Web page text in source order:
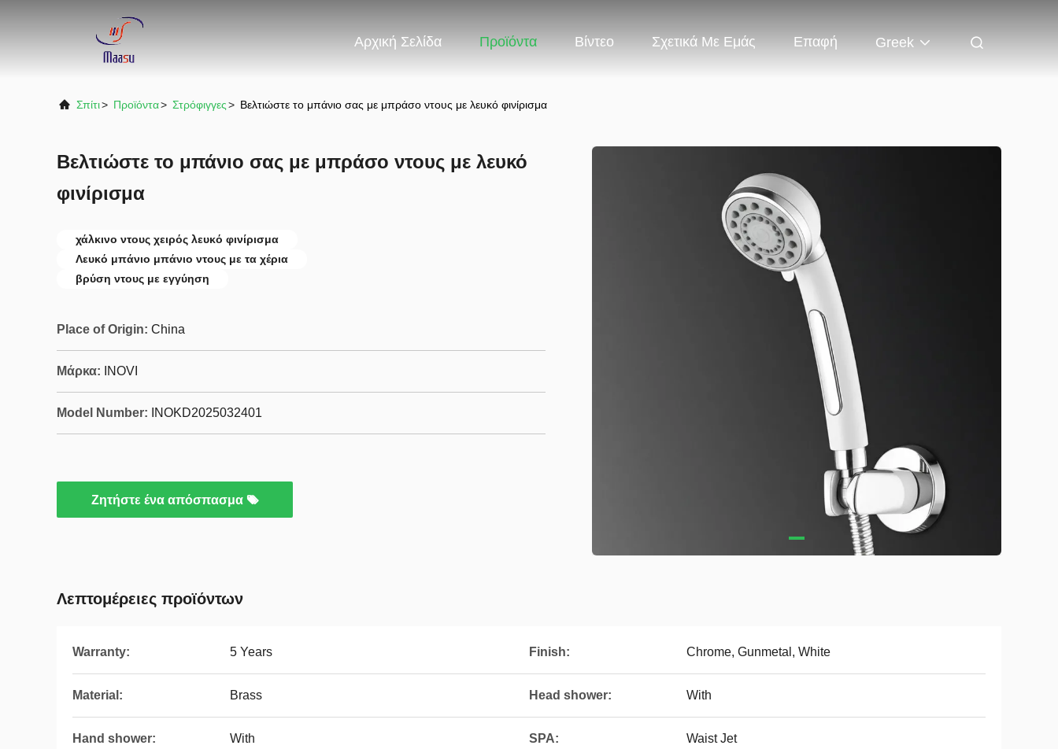
Αρχική Σελίδα Προϊόντα Βίντεο Σχετικά Με Εμάς Επαφή Greek
Σπίτι> Προϊόντα> Στρόφιγγες> Βελτιώστε το μπάνιο σας με μπράσο ντους με λευκό φινίρισμα
Βελτιώστε το μπάνιο σας με μπράσο ντους με λευκό
φινίρισμα
χάλκινο ντους χειρός λευκό φινίρισμα
Λευκό μπάνιο μπάνιο ντους με τα χέρια
βρύση ντους με εγγύηση
Place of Origin: China
Μάρκα: INOVI
Model Number: INOKD2025032401
Ζητήστε ένα απόσπασμα
Λεπτομέρειες προϊόντων
Warranty: 5 Years Finish: Chrome, Gunmetal, White
Material: Brass Head shower: With
Hand shower: With SPA: Waist Jet